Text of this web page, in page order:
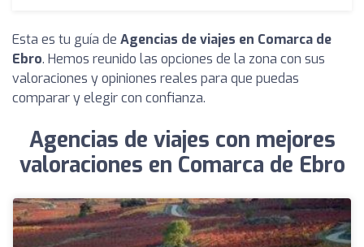
Esta es tu guía de Agencias de viajes en Comarca de
Ebro. Hemos reunido las opciones de la zona con sus
valoraciones y opiniones reales para que puedas
comparar y elegir con confianza.
Agencias de viajes con mejores
valoraciones en Comarca de Ebro